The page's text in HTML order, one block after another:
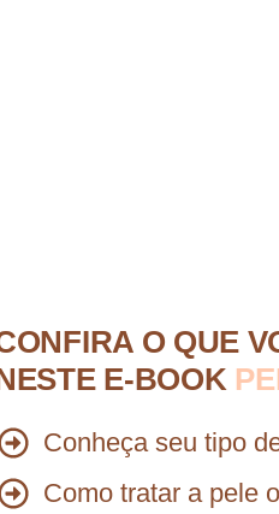
O QUE
E-BOOK
Conheça seu tipo
Como tratar a pele